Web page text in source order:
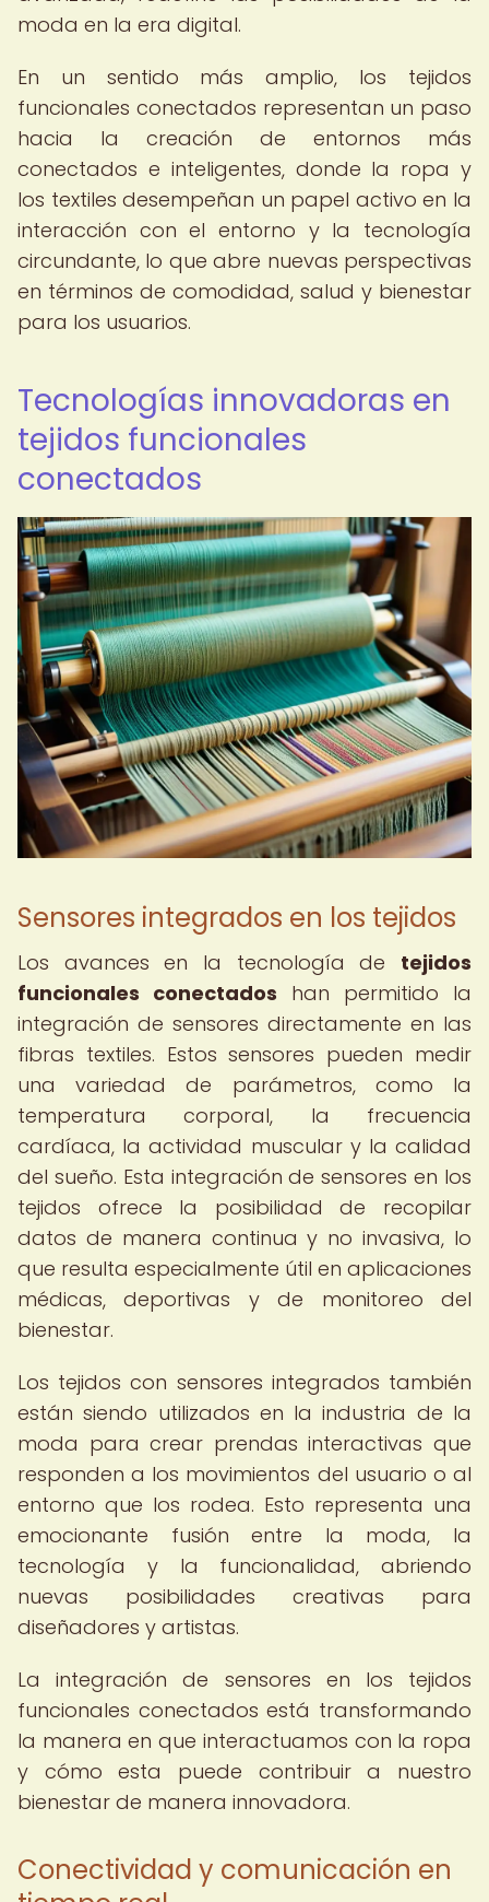
moda en la era digital.
En un sentido más amplio, los tejidos
funcionales conectados representan un paso
hacia la creación de entornos más
conectados e inteligentes, donde la ropa y
los textiles desempeñan un papel activo en la
interacción con el entorno y la tecnología
circundante, lo que abre nuevas perspectivas
en términos de comodidad, salud y bienestar
para los usuarios.
Tecnologías innovadoras en
tejidos funcionales
conectados
Sensores integrados en los tejidos
Los avances en la tecnología de tejidos
funcionales conectados han permitido la
integración de sensores directamente en las
fibras textiles. Estos sensores pueden medir
una variedad de parámetros, como la
temperatura corporal, la frecuencia
cardíaca, la actividad muscular y la calidad
del sueño. Esta integración de sensores en los
tejidos ofrece la posibilidad de recopilar
datos de manera continua y no invasiva, lo
que resulta especialmente útil en aplicaciones
médicas, deportivas y de monitoreo del
bienestar.
Los tejidos con sensores integrados también
están siendo utilizados en la industria de la
moda para crear prendas interactivas que
responden a los movimientos del usuario o al
entorno que los rodea. Esto representa una
emocionante fusión entre la moda, la
tecnología y la funcionalidad, abriendo
nuevas posibilidades creativas para
diseñadores y artistas.
La integración de sensores en los tejidos
funcionales conectados está transformando
la manera en que interactuamos con la ropa
y cómo esta puede contribuir a nuestro
bienestar de manera innovadora.
Conectividad y comunicación en